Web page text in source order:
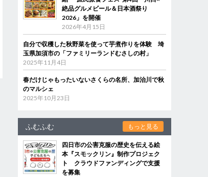
絶品グルメビール＆日本酒祭り
2026」を開催
2026年4月15日
自分で収穫した秋野菜を使って芋煮作りを体験 埼
玉県加須市の「ファミリーランドむさしの村」
2025年11月4日
春だけじゃもったいないさくらの名所、加治川で秋
のマルシェ
2025年10月23日
ふむふむ もっと見る
四日市の公害克服の歴史を伝える絵
本『スモックリン』制作プロジェク
ト クラウドファンディングで支援
を募集